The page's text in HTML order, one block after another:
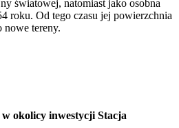
światowej, natomiast jako osobna
roku. Od tego czasu jej powierzchnia
nowe tereny.
okolicy inwestycji Stacja